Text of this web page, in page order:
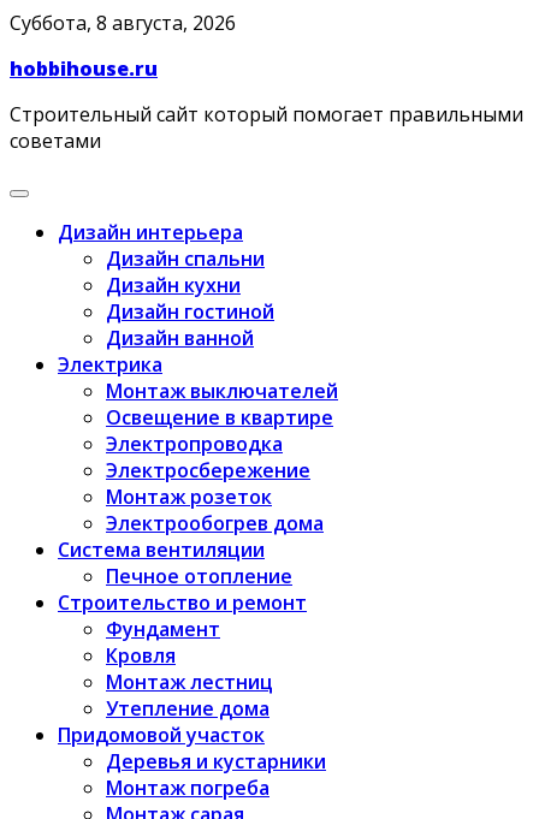
Skip
content
Суббота, 8 августа, 2026
hobbihouse.ru
Строительный сайт который помогает правильными
советами
Дизайн интерьера
Дизайн спальни
Дизайн кухни
Дизайн гостиной
Дизайн ванной
Электрика
Монтаж выключателей
Освещение в квартире
Электропроводка
Электросбережение
Монтаж розеток
Электрообогрев дома
Система вентиляции
Печное отопление
Строительство и ремонт
Фундамент
Кровля
Монтаж лестниц
Утепление дома
Придомовой участок
Деревья и кустарники
Монтаж погреба